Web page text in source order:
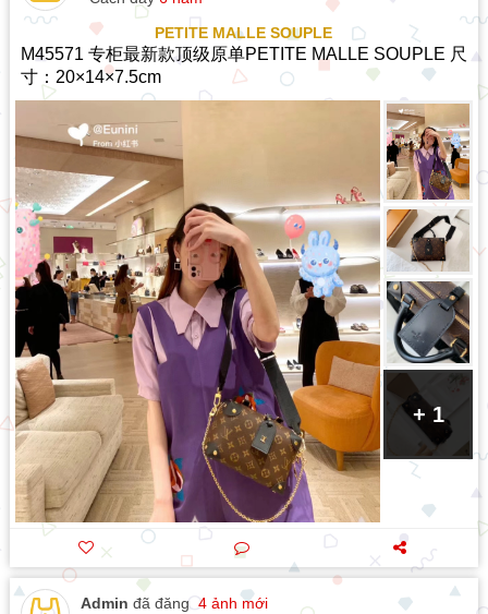
PETITE MALLE SOUPLE
M45571 专柜最新款顶级原单PETITE MALLE SOUPLE 尺
寸：20×14×7.5cm
+ 1
Admin đã đăng 4 ảnh mới